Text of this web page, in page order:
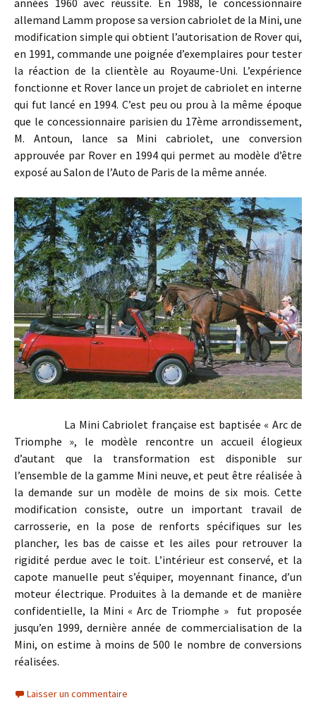
allemand Lamm propose sa version cabriolet de la Mini, une
modification simple qui obtient l’autorisation de Rover qui,
en 1991, commande une poignée d’exemplaires pour tester
la réaction de la clientèle au Royaume-Uni. L’expérience
fonctionne et Rover lance un projet de cabriolet en interne
qui fut lancé en 1994. C’est peu ou prou à la même époque
que le concessionnaire parisien du 17ème arrondissement,
M. Antoun, lance sa Mini cabriolet, une conversion
approuvée par Rover en 1994 qui permet au modèle d’être
exposé au Salon de l’Auto de Paris de la même année.
La Mini Cabriolet française est baptisée « Arc de
Triomphe », le modèle rencontre un accueil élogieux
d’autant que la transformation est disponible sur
l’ensemble de la gamme Mini neuve, et peut être réalisée à
la demande sur un modèle de moins de six mois. Cette
modification consiste, outre un important travail de
carrosserie, en la pose de renforts spécifiques sur les
plancher, les bas de caisse et les ailes pour retrouver la
rigidité perdue avec le toit. L’intérieur est conservé, et la
capote manuelle peut s’équiper, moyennant finance, d’un
moteur électrique. Produites à la demande et de manière
confidentielle, la Mini « Arc de Triomphe » fut proposée
jusqu’en 1999, dernière année de commercialisation de la
Mini, on estime à moins de 500 le nombre de conversions
réalisées.
Laisser un commentaire